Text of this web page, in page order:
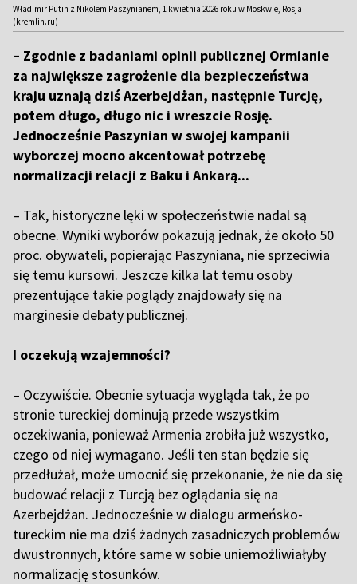
Władimir Putin z Nikolem Paszynianem, 1 kwietnia 2026 roku w Moskwie, Rosja
(kremlin.ru)
– Zgodnie z badaniami opinii publicznej Ormianie
za największe zagrożenie dla bezpieczeństwa
kraju uznają dziś Azerbejdżan, następnie Turcję,
potem długo, długo nic i wreszcie Rosję.
Jednocześnie Paszynian w swojej kampanii
wyborczej mocno akcentował potrzebę
normalizacji relacji z Baku i Ankarą...
– Tak, historyczne lęki w społeczeństwie nadal są
obecne. Wyniki wyborów pokazują jednak, że około 50
proc. obywateli, popierając Paszyniana, nie sprzeciwia
się temu kursowi. Jeszcze kilka lat temu osoby
prezentujące takie poglądy znajdowały się na
marginesie debaty publicznej.
I oczekują wzajemności?
– Oczywiście. Obecnie sytuacja wygląda tak, że po
stronie tureckiej dominują przede wszystkim
oczekiwania, ponieważ Armenia zrobiła już wszystko,
czego od niej wymagano. Jeśli ten stan będzie się
przedłużał, może umocnić się przekonanie, że nie da się
budować relacji z Turcją bez oglądania się na
Azerbejdżan. Jednocześnie w dialogu armeńsko-
tureckim nie ma dziś żadnych zasadniczych problemów
dwustronnych, które same w sobie uniemożliwiałyby
normalizację stosunków.